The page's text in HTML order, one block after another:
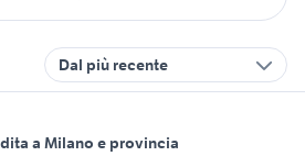
Dal più recente
a Milano e provincia